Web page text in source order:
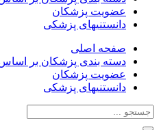
عضویت پزشکان
دانستنیهای پزشکی
صفحه اصلی
دسته بندی پزشکان بر
عضویت پزشکان
دانستنیهای پزشکی
جستجو